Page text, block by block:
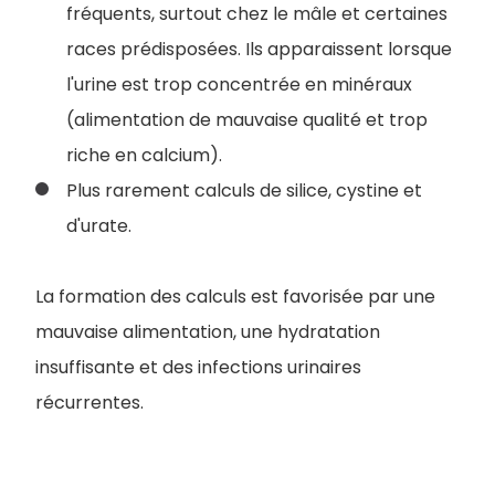
fréquents, surtout chez le mâle et certaines
races prédisposées. Ils apparaissent lorsque
l'urine est trop concentrée en minéraux
(alimentation de mauvaise qualité et trop
riche en calcium).
Plus rarement calculs de silice, cystine et
d'urate.
La formation des calculs est favorisée par une
mauvaise alimentation, une hydratation
insuffisante et des infections urinaires
récurrentes.